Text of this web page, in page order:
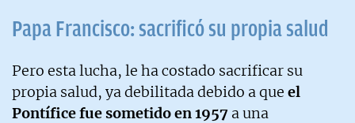
Papa Francisco: sacrificó su propia salud
Pero esta lucha, le ha costado sacrificar su
propia salud, ya debilitada debido a que el
Pontífice fue sometido en 1957 a una